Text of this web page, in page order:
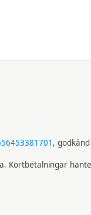
,
Kortbetalningar